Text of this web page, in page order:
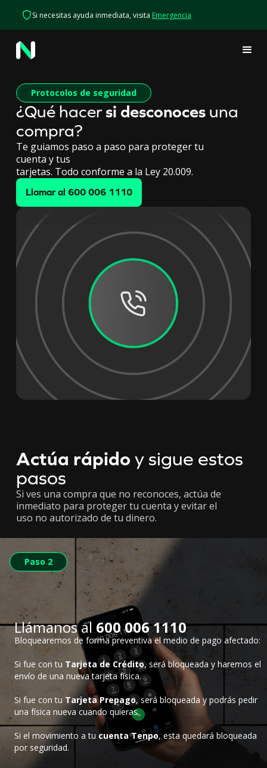
Si necesitas ayuda inmediata, visita Emergencia
Protocolos de seguridad
¿Qué hacer si desconocesuna
compra?
Te guiamos paso a paso para proteger tu
cuenta y tus
tarjetas. Todo conforme a la Ley 20.009.
Llamar al 600 006 1110
Actúa rápido y sigue estos
pasos
Si ves una compra que no reconoces, actúa de
inmediato para proteger tu cuenta y evitar el
uso no autorizado de tu dinero.
Paso 1
Paso 2
Llámanos al 600 006 1110
Bloquearemos de forma preventiva el medio de pago afectado:
Si fue con tu Tarjeta de Crédito, será bloqueada y haremos el
envío de una nueva tarjeta física.
Si fue con tu Tarjeta Prepago, será bloqueada y podrás pedir
una física nueva cuando quieras.
Si el movimiento a tu cuenta Tenpo, esta quedará bloqueada
por seguridad.